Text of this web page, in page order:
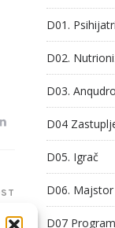
D01.
D02.
D03.
D04
D05. Igrač
D06. Majstor
D07